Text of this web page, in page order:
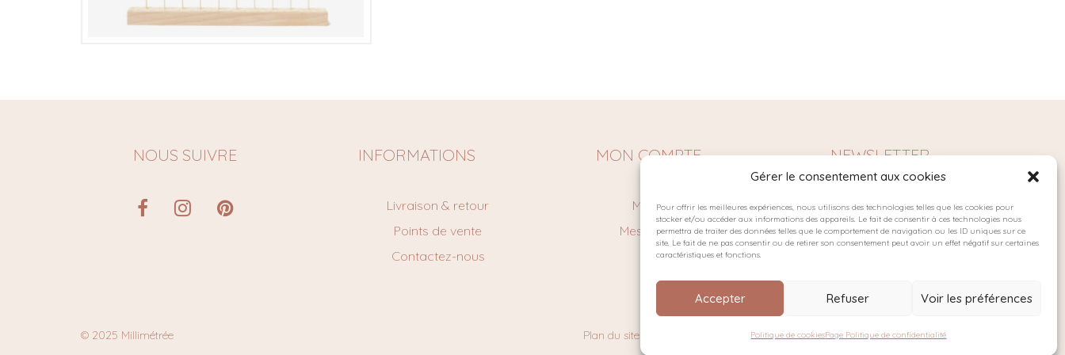
Gérer le consentement aux cookies
Pour offrir les meilleures expériences, nous utilisons des technologies telles que les cookies pour
stocker et/ou accéder aux informations des appareils. Le fait de consentir à ces technologies nous
permettra de traiter des données telles que le comportement de navigation ou les ID uniques sur ce
site. Le fait de ne pas consentir ou de retirer son consentement peut avoir un effet négatif sur certaines
caractéristiques et fonctions.
Accepter Refuser Voir les préférences
Politique de cookiesPage Politique de confidentialité
€
NOUS SUIVRE INFORMATIONS
Livraison & retour
Points de vente
Contactez-nous
MON COMPTE
Mon Compte
Mes commandes
Panier
NEWSLETTER
Plan du site Politique de confidentialité Cookies Conditions générales de vente
© 2025 Millimétrée